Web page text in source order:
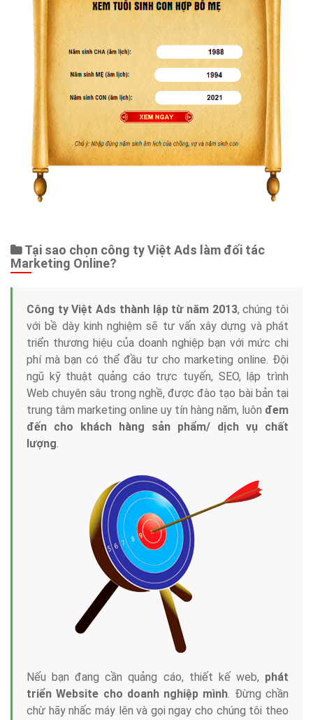
Tại sao chọn công ty Việt Ads làm đối tác
Marketing Online?
Công ty Việt Ads thành lập từ năm 2013, chúng tôi
với bề dày kinh nghiệm sẽ tư vấn xây dựng và phát
triển thương hiệu của doanh nghiệp bạn với mức chi
phí mà bạn có thể đầu tư cho marketing online. Đội
ngũ kỹ thuật quảng cáo trực tuyến, SEO, lập trình
Web chuyên sâu trong nghề, được đào tạo bài bản tại
trung tâm marketing online uy tín hàng năm, luôn đem
đến cho khách hàng sản phẩm/ dịch vụ chất
lượng.
Nếu bạn đang cần quảng cáo, thiết kế web, phát
triển Website cho doanh nghiệp mình. Đừng chần
chừ hãy nhấc máy lên và gọi ngay cho chúng tôi theo